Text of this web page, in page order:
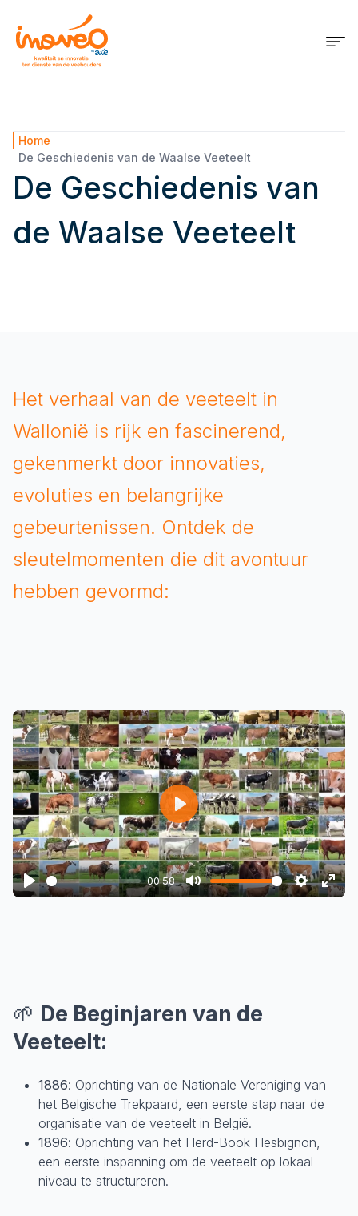
Home
De Geschiedenis van de Waalse Veeteelt
De Geschiedenis van
de Waalse Veeteelt
Het verhaal van de veeteelt in
Wallonië is rijk en fascinerend,
gekenmerkt door innovaties,
evoluties en belangrijke
gebeurtenissen. Ontdek de
sleutelmomenten die dit avontuur
hebben gevormd:
Play
00:58
Mute Settings
Play
🌱 De Beginjaren van de
Veeteelt:
1886: Oprichting van de Nationale Vereniging van
het Belgische Trekpaard, een eerste stap naar de
organisatie van de veeteelt in België.
1896: Oprichting van het Herd-Book Hesbignon,
een eerste inspanning om de veeteelt op lokaal
niveau te structureren.